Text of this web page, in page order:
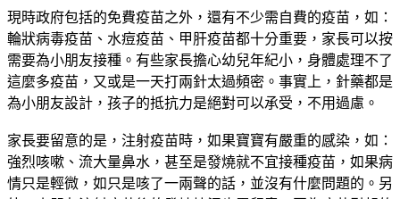
現時政府包括的免費疫苗之外，還有不少需自費的疫苗，如：
輪狀病毒疫苗、水痘疫苗、甲肝疫苗都十分重要，家長可以按
需要為小朋友接種。有些家長擔心幼兒年紀小，身體處理不了
這麼多疫苗，又或是一天打兩針太過頻密。事實上，針藥都是
為小朋友設計，孩子的抵抗力是絕對可以承受，不用過慮。
家長要留意的是，注射疫苗時，如果寶寶有嚴重的感染，如：
強烈咳嗽、流大量鼻水，甚至是發燒就不宜接種疫苗，如果病
情只是輕微，如只是咳了一兩聲的話，並沒有什麼問題的。另